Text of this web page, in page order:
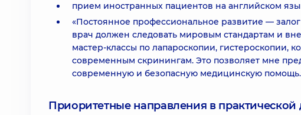
прием иностранных пациентов на английском
«Постоянное профессиональное развитие —
врач должен следовать мировым стандартам и
мастер-классы по лапароскопии, гистероскопии,
современным скринингам. Это позволяет мне
современную и безопасную медицинскую
Приоритетные направления в практической